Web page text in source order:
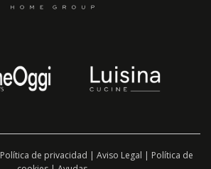
Política de privacidad | Aviso Legal | Política de